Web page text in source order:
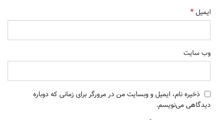
ایمیل*
وب‌ سایت
ذخیره نام، ایمیل و وبسایت من در مرورگر برای زمانی که دوباره
دیدگاهی می‌نویسم.